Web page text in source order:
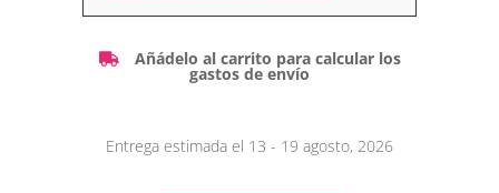
Añádelo al carrito para calcular los
gastos de envío
Entrega estimada el 13 - 19 agosto, 2026